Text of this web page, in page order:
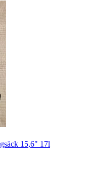
15,6" 17l